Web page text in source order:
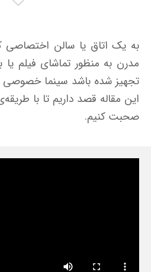
به یک اتاق یا سالن اختصاصی
مدرن به منظور تماشای فیلم
تجهیز شده باشد سینما خصوصی
این مقاله قصد داریم تا با
صحبت کنیم.